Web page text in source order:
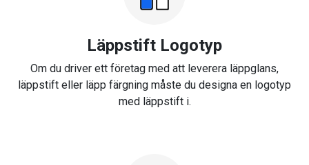
Läppstift Logotyp
Om du driver ett företag med att leverera läppglans,
läppstift eller läpp färgning måste du designa en logotyp
med läppstift i.